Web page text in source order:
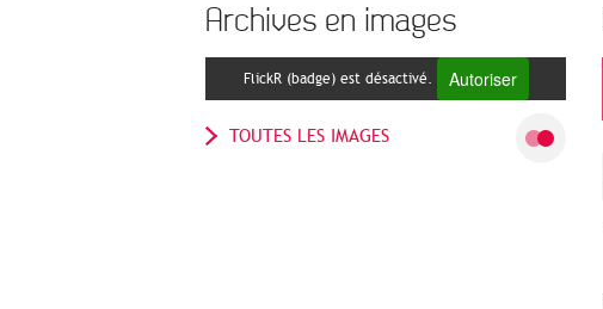
Archives en images
FlickR (badge) est désactivé. Autoriser
TOUTES LES IMAGES